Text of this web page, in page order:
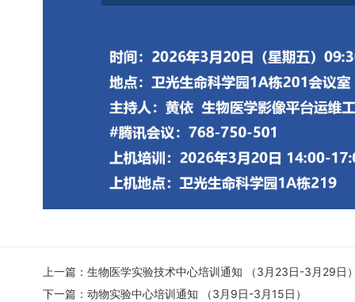
上一篇： 生物医学实验技术中心培训通知 （3月23日-3月29日
下一篇： 动物实验中心培训通知 （3月9日-3月15日）